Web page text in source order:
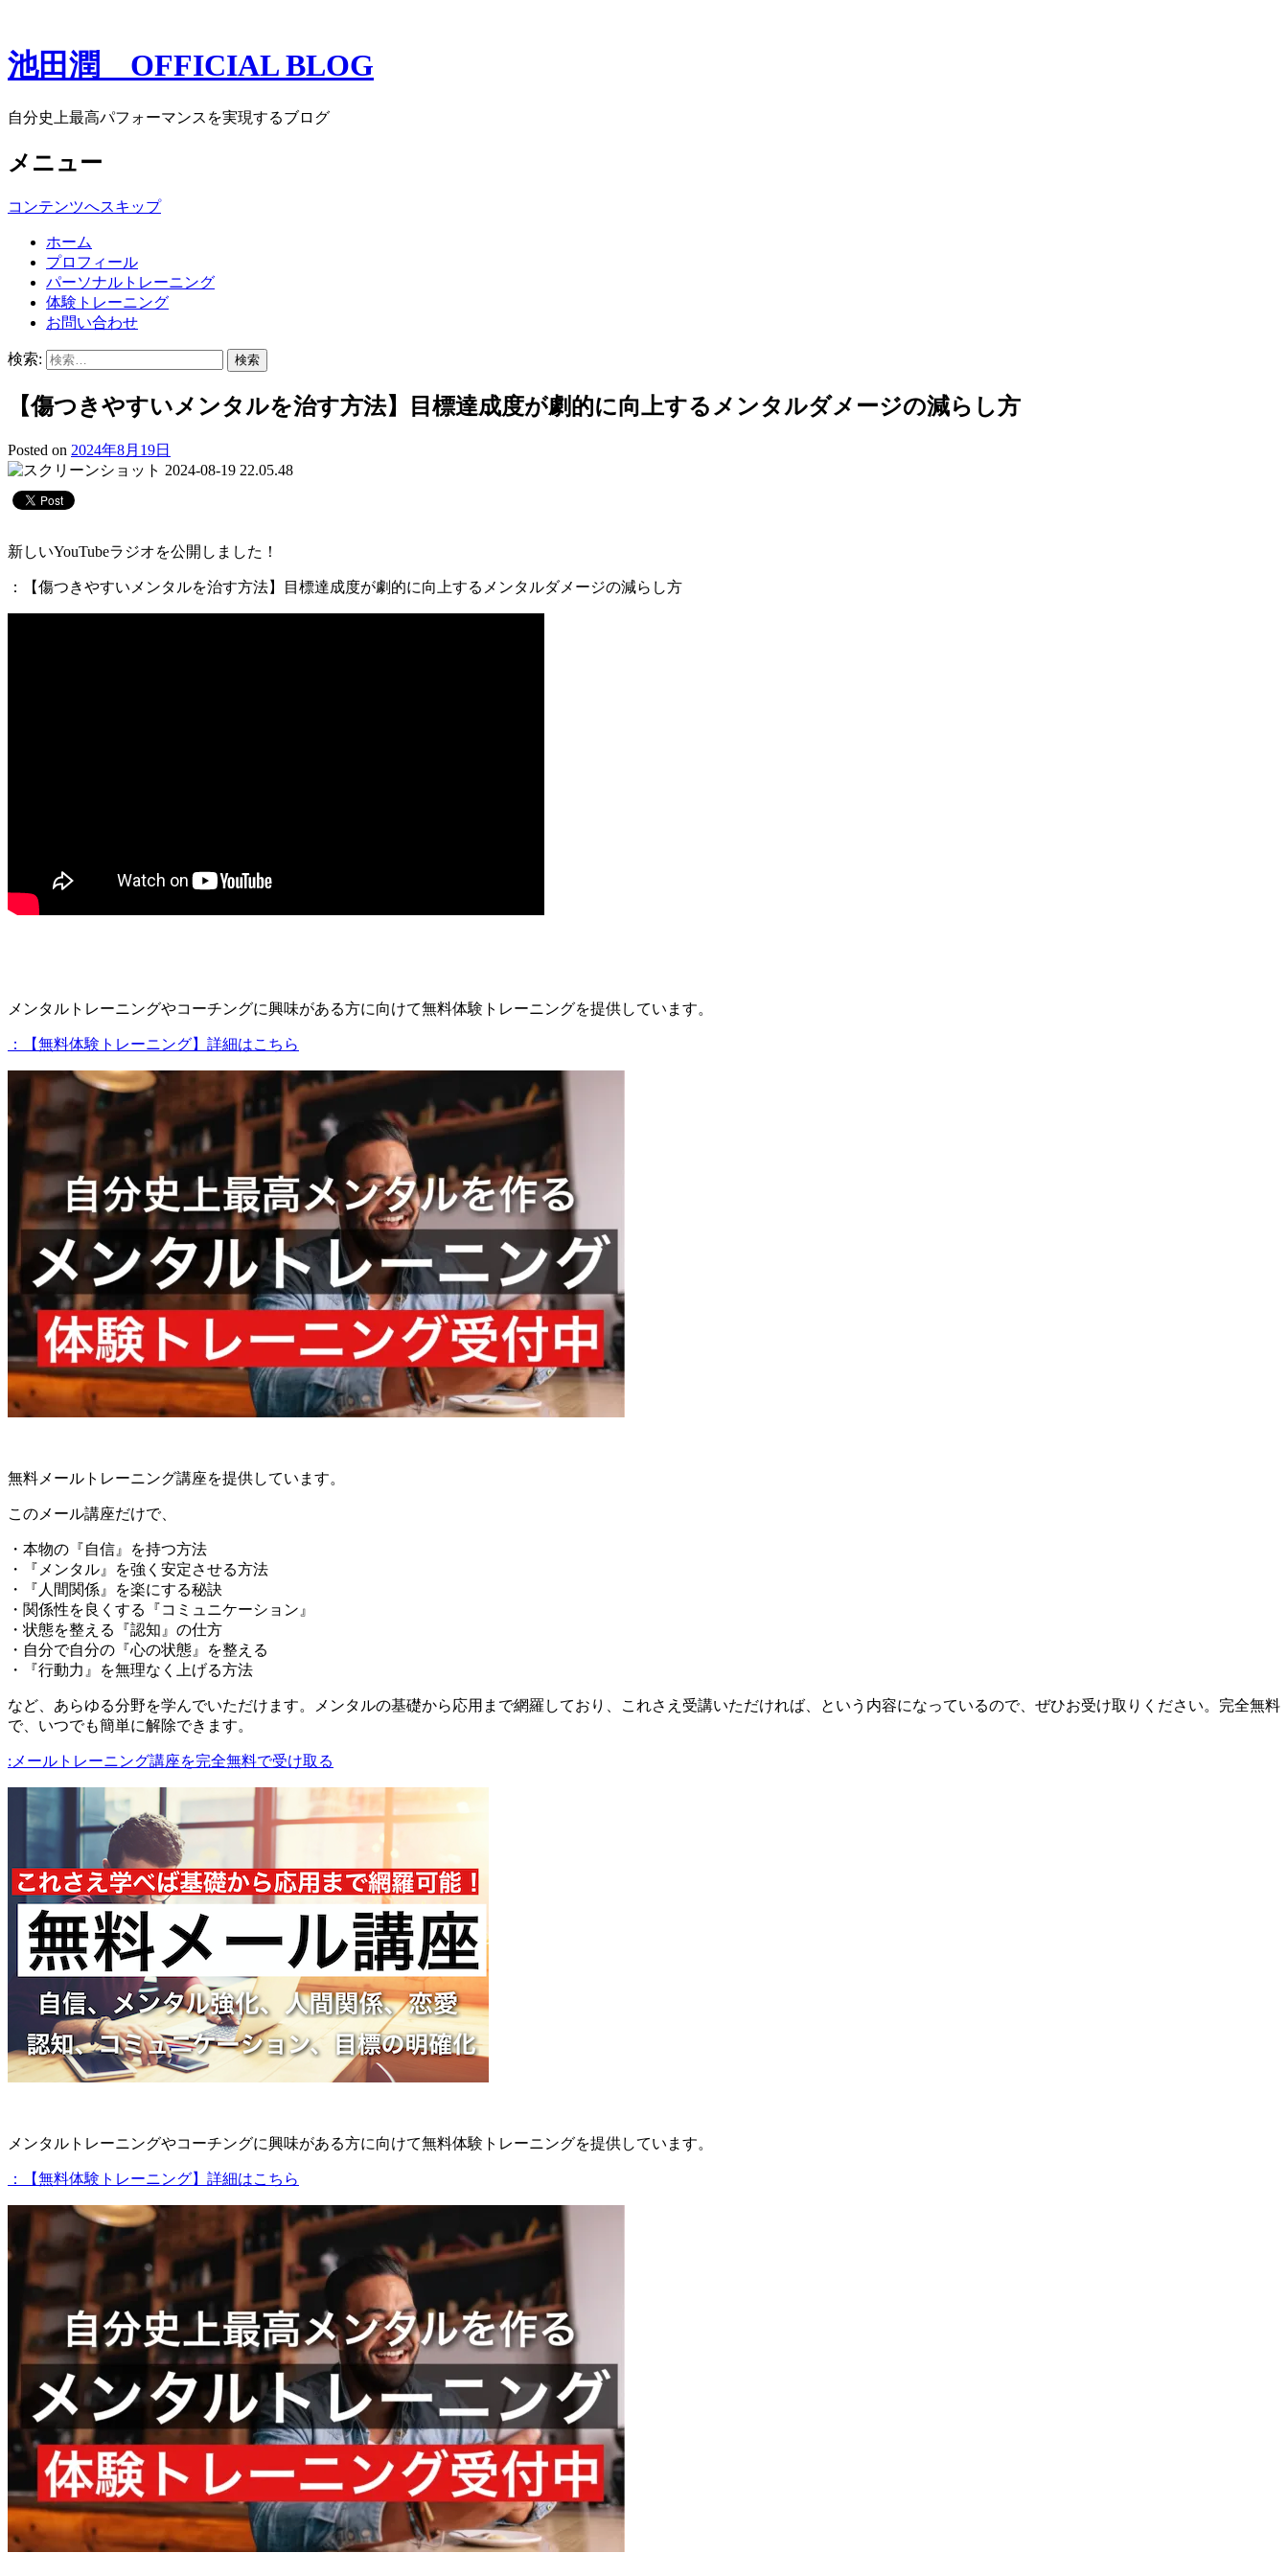
池田潤 OFFICIAL BLOG
自分史上最高パフォーマンスを実現するブログ
メニュー
コンテンツへスキップ
ホーム
プロフィール
パーソナルトレーニング
体験トレーニング
お問い合わせ
検索:
【傷つきやすいメンタルを治す方法】目標達成度が劇的に向上するメンタルダメージの減らし方
Posted on 2024年8月19日
新しいYouTubeラジオを公開しました！
：【傷つきやすいメンタルを治す方法】目標達成度が劇的に向上するメンタルダメージの減らし方
メンタルトレーニングやコーチングに興味がある方に向けて無料体験トレーニングを提供しています。
：【無料体験トレーニング】詳細はこちら
無料メールトレーニング講座を提供しています。
このメール講座だけで、
・本物の『自信』を持つ方法
・『メンタル』を強く安定させる方法
・『人間関係』を楽にする秘訣
・関係性を良くする『コミュニケーション』
・状態を整える『認知』の仕方
・自分で自分の『心の状態』を整える
・『行動力』を無理なく上げる方法
など、あらゆる分野を学んでいただけます。メンタルの基礎から応用まで網羅しており、これさえ受講いただければ、という内容になっているので、ぜひお受け取りください。完全無料
で、いつでも簡単に解除できます。
:メールトレーニング講座を完全無料で受け取る
メンタルトレーニングやコーチングに興味がある方に向けて無料体験トレーニングを提供しています。
：【無料体験トレーニング】詳細はこちら